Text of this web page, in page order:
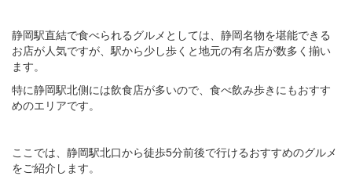
静岡駅直結で食べられるグルメとしては、静岡名物を堪能できる
お店が人気ですが、駅から少し歩くと地元の有名店が数多く揃い
ます。
特に静岡駅北側には飲食店が多いので、食べ飲み歩きにもおすす
めのエリアです。
ここでは、静岡駅北口から徒歩5分前後で行けるおすすめのグルメ
をご紹介します。